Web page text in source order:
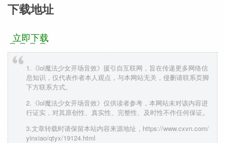
下载地址
立即下载
1.《lol魔法少女开场音效》援引自互联网，旨在传递更多网络信
息知识，仅代表作者本人观点，与本网站无关，侵删请联系页脚
下方联系方式。
2.《lol魔法少女开场音效》仅供读者参考，本网站未对该内容进
行证实，对其原创性、真实性、完整性、及时性不作任何保证。
3.文章转载时请保留本站内容来源地址，https://www.cxvn.com/
yinxiao/qtyx/19124.html